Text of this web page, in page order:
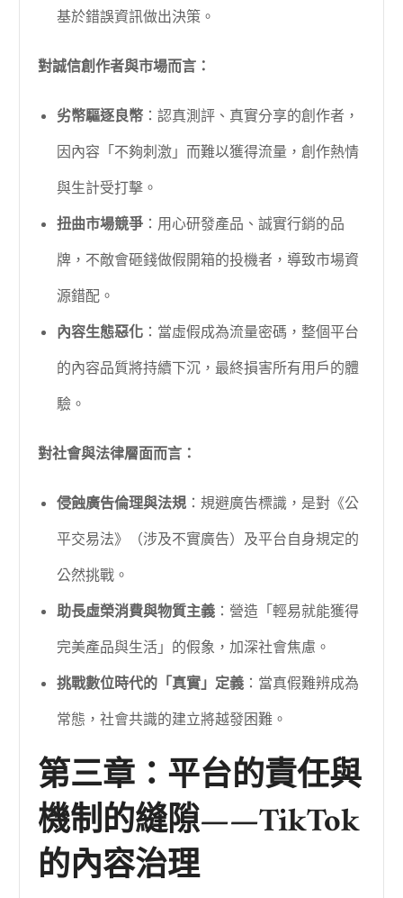
基於錯誤資訊做出決策。
對誠信創作者與市場而言：
劣幣驅逐良幣 ：認真測評、真實分享的創作者，
因內容「不夠刺激」而難以獲得流量，創作熱情
與生計受打擊。
扭曲市場競爭 ：用心研發產品、誠實行銷的品
牌，不敵會砸錢做假開箱的投機者，導致市場資
源錯配。
內容生態惡化 ：當虛假成為流量密碼，整個平台
的內容品質將持續下沉，最終損害所有用戶的體
驗。
對社會與法律層面而言：
侵蝕廣告倫理與法規 ：規避廣告標識，是對《公
平交易法》（涉及不實廣告）及平台自身規定的
公然挑戰。
助長虛榮消費與物質主義 ：營造「輕易就能獲得
完美產品與生活」的假象，加深社會焦慮。
挑戰數位時代的「真實」定義 ：當真假難辨成為
常態，社會共識的建立將越發困難。
第三章：平台的責任與
機制的縫隙——TikTok
的內容治理